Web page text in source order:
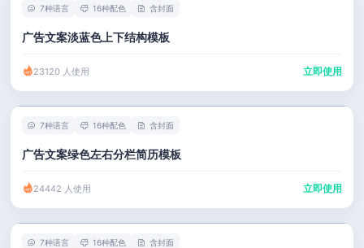
7种语言 16种配色 含封面
广告文案淡蓝色上下结构模板
23120 人使用 立即使用
7种语言 16种配色 含封面
广告文案绿色左右分栏简历模板
24442 人使用 立即使用
7种语言 16种配色 含封面